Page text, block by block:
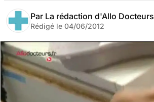
Par La rédaction d'Allo Docteurs
Rédigé le 04/06/2012